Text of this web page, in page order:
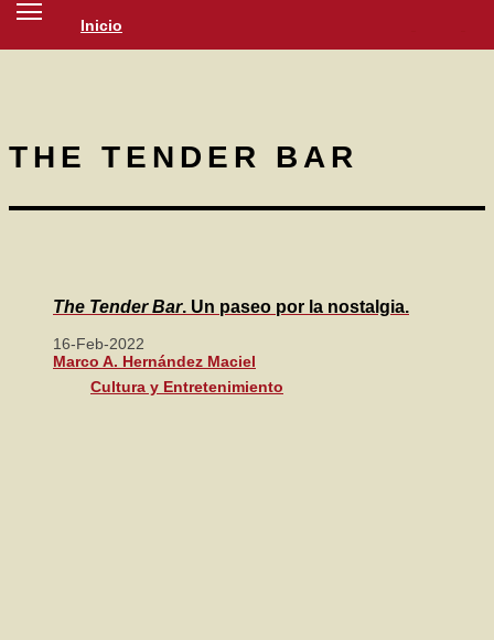
Inicio
SOCIEDAD
THE TENDER BAR
The Tender Bar. Un paseo por la nostalgia.
16-Feb-2022
Marco A. Hernández Maciel
Cultura y Entretenimiento